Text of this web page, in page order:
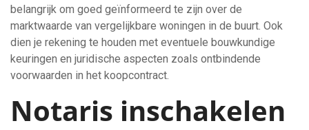
belangrijk om goed geïnformeerd te zijn over de
marktwaarde van vergelijkbare woningen in de buurt. Ook
dien je rekening te houden met eventuele bouwkundige
keuringen en juridische aspecten zoals ontbindende
voorwaarden in het koopcontract.
Notaris inschakelen